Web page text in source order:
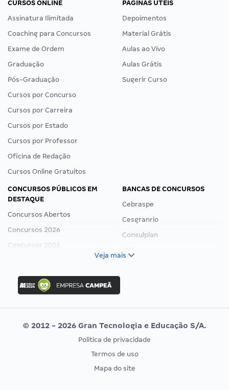
CURSOS ONLINE
Assinatura Ilimitada
Coaching para Concursos
Exame de Ordem
Graduação
Pós-Graduação
Cursos por Concurso
Cursos por Carreira
Cursos por Estado
Cursos por Professor
Oficina de Redação
Cursos Online Gratuitos
PÁGINAS ÚTEIS
Depoimentos
Material Grátis
Aulas ao Vivo
Aulas Grátis
Sugerir Curso
CONCURSOS PÚBLICOS EM
DESTAQUE
Concursos Abertos
Concursos 2026
Concursos 2025
Concurso Ibama
Concurso MPU
Editais publicados
BANCAS DE CONCURSOS
Cebraspe
Cesgranrio
Consulplan
Vunesp
CONCURSOS POR PROFISSÃO
EXAME DE ORDEM
Veja mais
© 2012 - 2026 Gran Tecnologia e Educação S/A.
Política de privacidade
Termos de uso
Mapa do site